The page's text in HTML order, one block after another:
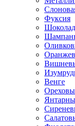
Фуксия
Шоколад
Венге